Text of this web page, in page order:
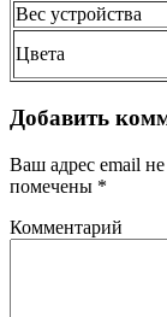
Вес устройства
Цвета
Добавить
Ваш адрес email
помечены *
Комментарий